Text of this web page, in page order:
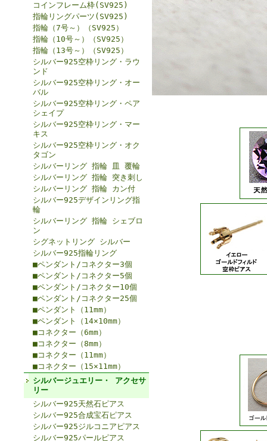
コインフレーム枠(SV925)
指輪リングパーツ(SV925)
指輪（7号～）（SV925）
指輪（10号～）（SV925）
指輪（13号～）（SV925）
シルバー925空枠リング・ラウ
ンド
シルバー925空枠リング・オー
バル
シルバー925空枠リング・ペア
シェイプ
シルバー925空枠リング・マー
キス
シルバー925空枠リング・オク
タゴン
シルバーリング 指輪 皿 覆輪
シルバーリング 指輪 突き刺し
シルバーリング 指輪 カン付
シルバー925デザインリング指
輪
シルバーリング 指輪 シェブロ
ン
シグネットリング シルバー
シルバー925指輪リング
■ペンダント/コネクター3個
■ペンダント/コネクター5個
■ペンダント/コネクター10個
■ペンダント/コネクター25個
■ペンダント（11mm）
■ペンダント（14×10mm）
■コネクター（6mm）
■コネクター（8mm）
■コネクター（11mm）
■コネクター（15×11mm）
シルバージュエリー・ アクセサ
リー
シルバー925天然石ピアス
シルバー925合成宝石ピアス
シルバー925ジルコニアピアス
シルバー925パールピアス